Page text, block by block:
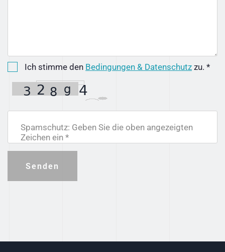
Ich stimme den Bedingungen & Datenschutz zu. *
Spamschutz: Geben Sie die oben angezeigten
Zeichen ein *
Senden